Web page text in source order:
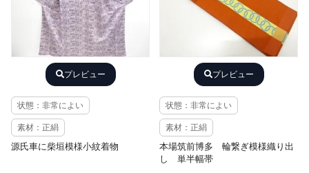
プレビュー
状態：非常によい
素材：正絹
源氏車に柴垣模様小紋着物
プレビュー
状態：非常によい
素材：正絹
本場筑前博多 輪繋ぎ模様織り出
し 単半幅帯